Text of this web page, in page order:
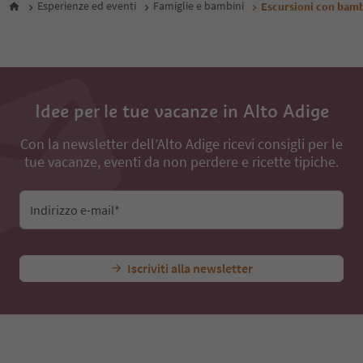
29
Esperienze ed eventi Famiglie e bambini Escursioni con
Idee per le tue vacanze in Alto Adige
Con la newsletter dell’Alto Adige ricevi consigli per le
tue vacanze, eventi da non perdere e ricette tipiche.
Indirizzo e-mail*
Iscriviti alla newsletter